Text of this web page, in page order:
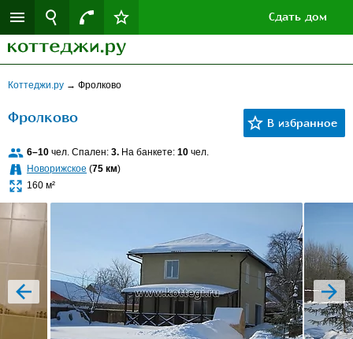
Сдать дом
Коттеджи.ру → Фролково
Фролково
6–10 чел. Спален: 3. На банкете: 10 чел.
Новорижское (75 км)
160 м²
prev next